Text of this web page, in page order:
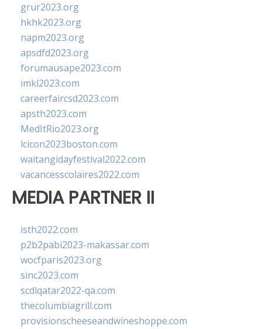
grur2023.org
hkhk2023.org
napm2023.org
apsdfd2023.org
forumausape2023.com
imkl2023.com
careerfaircsd2023.com
apsth2023.com
MedItRio2023.org
lcicon2023boston.com
waitangidayfestival2022.com
vacancesscolaires2022.com
MEDIA PARTNER II
isth2022.com
p2b2pabi2023-makassar.com
wocfparis2023.org
sinc2023.com
scdlqatar2022-qa.com
thecolumbiagrill.com
provisionscheeseandwineshoppe.com